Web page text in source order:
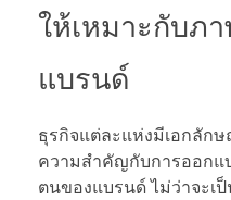
ให้เหมาะกับภ
แบรนด์
ธุรกิจแต่ละแห่งมีเอกลัก
ความสำคัญกับการออก
ตนของแบรนด์ ไม่ว่าจะเ